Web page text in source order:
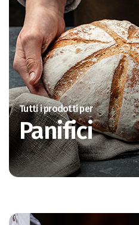
Tutti i prodotti per
Panifici